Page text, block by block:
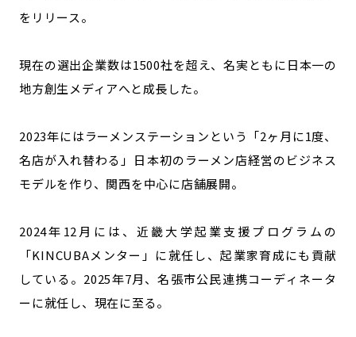
をリリース。
現在の選出企業数は1500社を超え、名実ともに日本一の
地方創生メディアへと成長した。
2023年にはラーメンステーションという「2ヶ月に1度、
名店が入れ替わる」日本初のラーメン店経営のビジネス
モデルを作り、関西を中心に店舗展開。
2024年12月には、近畿大学起業支援プログラムの
「KINCUBAメンター」に就任し、起業家育成にも貢献
している。2025年7月、名張市公民連携コーディネータ
ーに就任し、現在に至る。